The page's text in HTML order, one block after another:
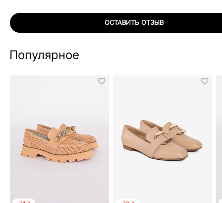
ОСТАВИТЬ ОТЗЫВ
Популярное